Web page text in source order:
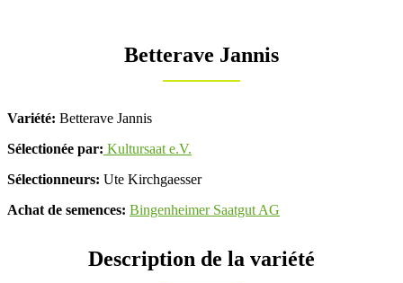
Betterave Jannis
Variété: Betterave Jannis
Sélectionée par: Kultursaat e.V.
Sélectionneurs: Ute Kirchgaesser
Achat de semences: Bingenheimer Saatgut AG
Description de la variété